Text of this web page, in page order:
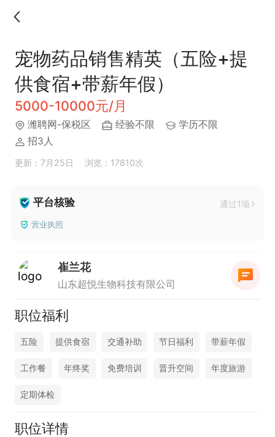
宠物药品销售精英（五险+提
供食宿+带薪年假）
5000-10000元/月
潍聘网-保税区 经验不限
学历不限
招3人
更新：7月25日 浏览：17810次
平台核验 通过1项
营业执照
崔兰花
山东超悦生物科技有限公司
职位福利
五险 提供食宿 交通补助 节日福利 带薪年假
工作餐 年终奖 免费培训 晋升空间 年度旅游
定期体检
职位详情